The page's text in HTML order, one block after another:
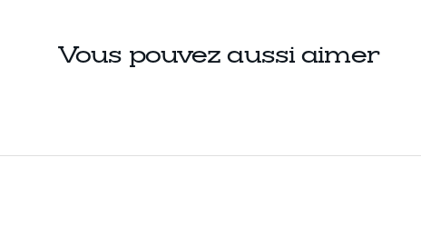
Vous pouvez aussi aimer